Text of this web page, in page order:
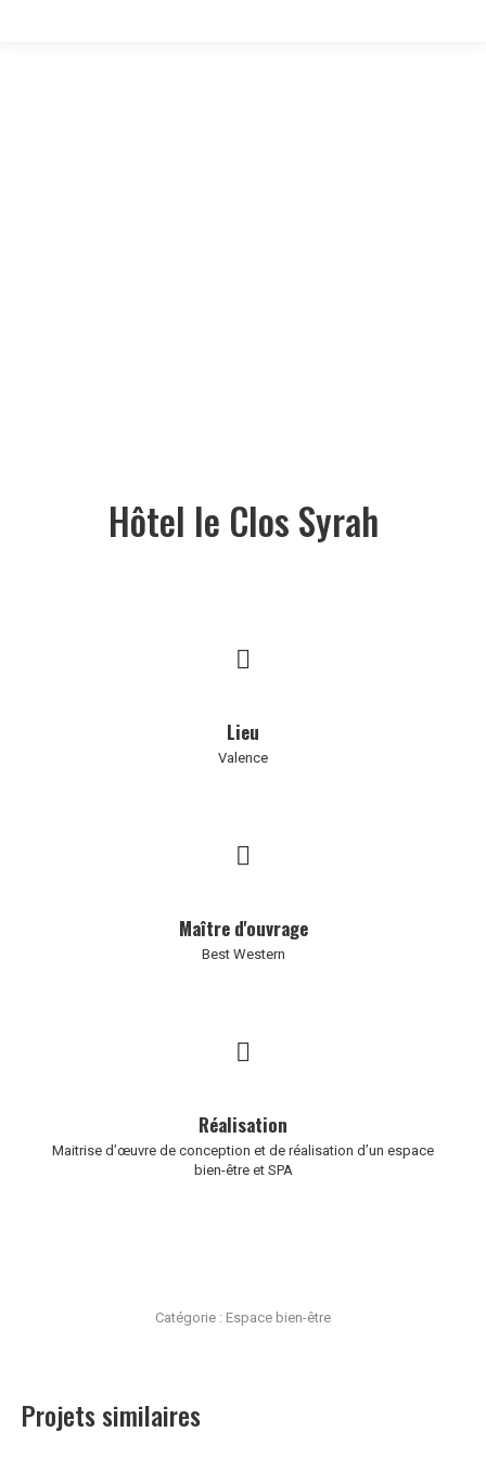
Hôtel le Clos Syrah
Lieu
Valence
Maître d'ouvrage
Best Western
Réalisation
Maitrise d’œuvre de conception et de réalisation d’un espace
bien-être et SPA
Catégorie : Espace bien-être
Projets similaires